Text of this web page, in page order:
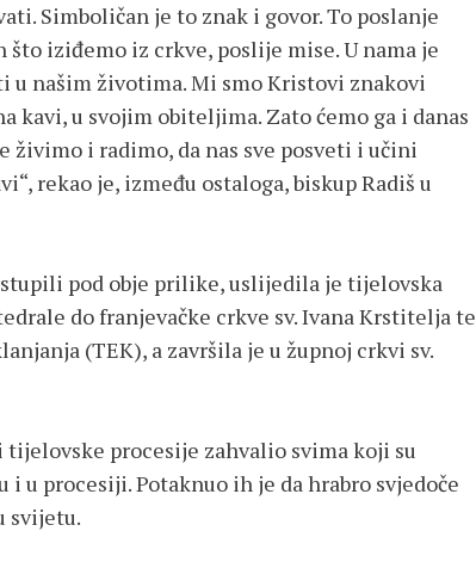
Simboličan je to znak i govor. To poslanje
iziđemo iz crkve, poslije mise. U nama je
našim životima. Mi smo Kristovi znakovi
kavi, u svojim obiteljima. Zato ćemo ga i danas
i radimo, da nas sve posveti i učini
rekao je, između ostaloga, biskup Radiš u
pod obje prilike, uslijedila je tijelovska
do franjevačke crkve sv. Ivana Krstitelja te
(TEK), a završila je u župnoj crkvi sv.
tijelovske procesije zahvalio svima koji su
u procesiji. Potaknuo ih je da hrabro svjedoče
svijetu.